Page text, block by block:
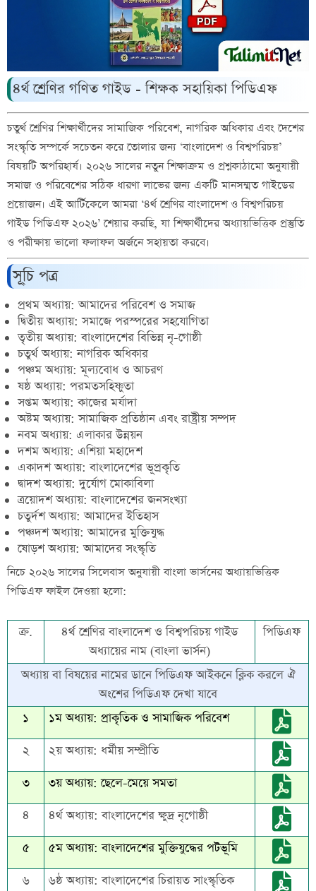
৪র্থ শ্রেণির গণিত গাইড - শিক্ষক সহায়িকা পিডিএফ
চতুর্থ শ্রেণির শিক্ষার্থীদের সামাজিক পরিবেশ, নাগরিক অধিকার এবং দেশের
সংস্কৃতি সম্পর্কে সচেতন করে তোলার জন্য ‘বাংলাদেশ ও বিশ্বপরিচয়’
বিষয়টি অপরিহার্য। ২০২৬ সালের নতুন শিক্ষাক্রম ও প্রশ্নকাঠামো অনুযায়ী
সমাজ ও পরিবেশের সঠিক ধারণা লাভের জন্য একটি মানসম্মত গাইডের
প্রয়োজন। এই আর্টিকেলে আমরা ‘৪র্থ শ্রেণির বাংলাদেশ ও বিশ্বপরিচয়
গাইড পিডিএফ ২০২৬’ শেয়ার করছি, যা শিক্ষার্থীদের অধ্যায়ভিত্তিক প্রস্তুতি
ও পরীক্ষায় ভালো ফলাফল অর্জনে সহায়তা করবে।
সূ্চি পত্র
প্রথম অধ্যায়: আমাদের পরিবেশ ও সমাজ
দ্বিতীয় অধ্যায়: সমাজে পরস্পরের সহযোগিতা
তৃতীয় অধ্যায়: বাংলাদেশের বিভিন্ন নৃ-গোষ্ঠী
চতুর্থ অধ্যায়: নাগরিক অধিকার
পঞ্চম অধ্যায়: মূল্যবোধ ও আচরণ
ষষ্ঠ অধ্যায়: পরমতসহিষ্ণুতা
সপ্তম অধ্যায়: কাজের মর্যাদা
অষ্টম অধ্যায়: সামাজিক প্রতিষ্ঠান এবং রাষ্ট্রীয় সম্পদ
নবম অধ্যায়: এলাকার উন্নয়ন
দশম অধ্যায়: এশিয়া মহাদেশ
একাদশ অধ্যায়: বাংলাদেশের ভূপ্রকৃতি
দ্বাদশ অধ্যায়: দুর্যোগ মোকাবিলা
ত্রয়োদশ অধ্যায়: বাংলাদেশের জনসংখ্যা
চতুর্দশ অধ্যায়: আমাদের ইতিহাস
পঞ্চদশ অধ্যায়: আমাদের মুক্তিযুদ্ধ
ষোড়শ অধ্যায়: আমাদের সংস্কৃতি
নিচে ২০২৬ সালের সিলেবাস অনুযায়ী বাংলা ভার্সনের অধ্যায়ভিত্তিক
পিডিএফ ফাইল দেওয়া হলো:
ক্র.
৪র্থ শ্রেণির বাংলাদেশ ও বিশ্বপরিচয় গাইড
অধ্যায়ের নাম (বাংলা ভার্সন)
পিডিএফ
অধ্যায় বা বিষয়ের নামের ডানে পিডিএফ আইকনে ক্লিক করলে ঐ
অংশের পিডিএফ দেখা যাবে
১
১ম অধ্যায়: প্রাকৃতিক ও সামাজিক পরিবেশ
২
২য় অধ্যায়: ধর্মীয় সম্প্রীতি
৩
৩য় অধ্যায়: ছেলে-মেয়ে সমতা
৪
৪র্থ অধ্যায়: বাংলাদেশের ক্ষুদ্র নৃগোষ্ঠী
৫
৫ম অধ্যায়: বাংলাদেশের মুক্তিযুদ্ধের পটভূমি
৬
৬ষ্ঠ অধ্যায়: বাংলাদেশের চিরায়ত সাংস্কৃতিক